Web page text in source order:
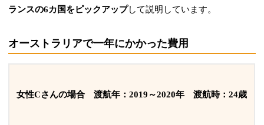
ランスの6カ国をピックアップして説明しています。
オーストラリアで一年にかかった費用
女性Cさんの場合 渡航年：2019～2020年 渡航時：24歳